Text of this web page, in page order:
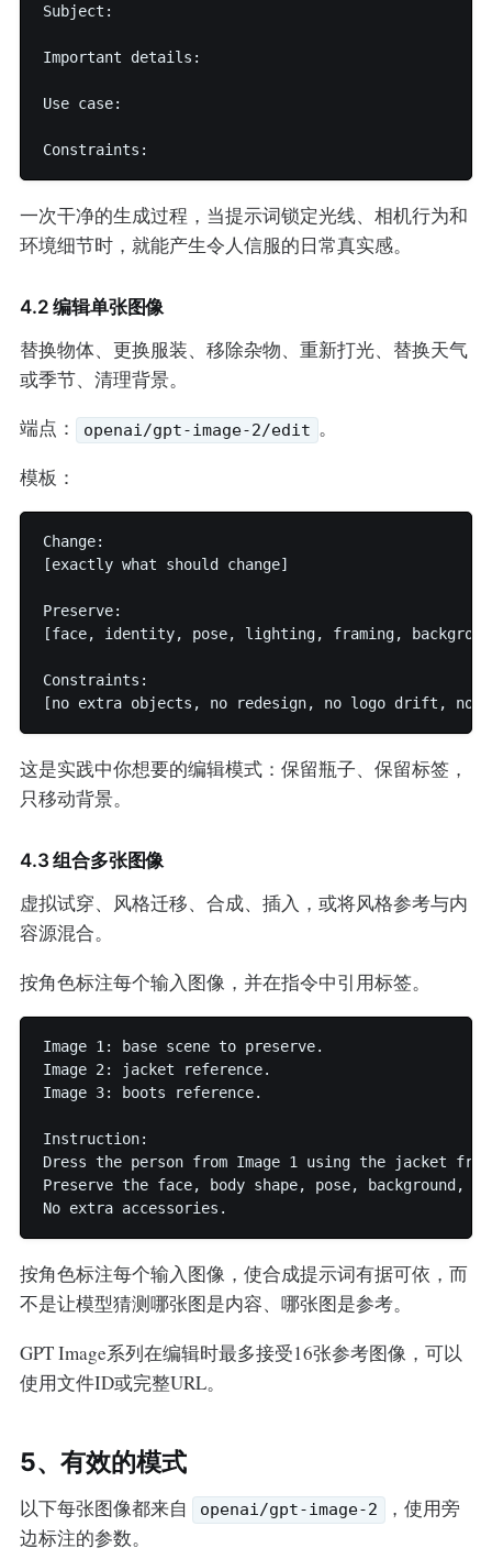
Subject:
Important details:
Use case:
一次干净的生成过程，当提示词锁定光线、相机行为和
环境细节时，就能产生令人信服的日常真实感。
4.2 编辑单张图像
替换物体、更换服装、移除杂物、重新打光、替换天气
或季节、清理背景。
端点：
openai/gpt-image-2/edit 。
模板：
Change:
[exactly what should change]
Preserve:
[face, identity, pose, lighting, framing,
Constraints:
这是实践中你想要的编辑模式：保留瓶子、保留标签，
只移动背景。
4.3 组合多张图像
虚拟试穿、风格迁移、合成、插入，或将风格参考与内
容源混合。
按角色标注每个输入图像，并在指令中引用标签。
Image 1: base scene to preserve.
Image 2: jacket reference.
Image 3: boots reference.
Instruction:
Dress the person from Image 1 using the jacket
Preserve the face, body shape, pose, background,
按角色标注每个输入图像，使合成提示词有据可依，而
不是让模型猜测哪张图是内容、哪张图是参考。
GPT Image系列在编辑时最多接受16张参考图像，可以
使用文件ID或完整URL。
5、有效的模式
以下每张图像都来自 openai/gpt-image-2
，使用旁
边标注的参数。